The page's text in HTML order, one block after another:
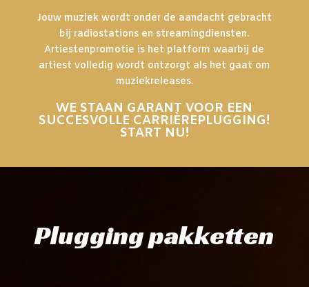
Jouw muziek wordt onder de aandacht gebracht
bij radiostations en streamingdiensten.
Artiestenpromotie is het platform waarbij de
artiest volledig wordt ontzorgt als het gaat om
muziekreleases.
WE STAAN GARANT VOOR EEN
SUCCESVOLLE CARRIÈREPLUGGING!
START NU!
Plugging pakketten